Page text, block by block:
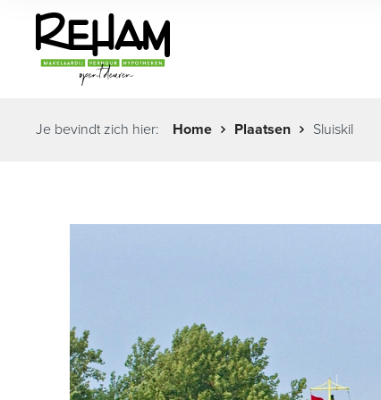
Je bevindt zich hier: Home Plaatsen Sluiskil